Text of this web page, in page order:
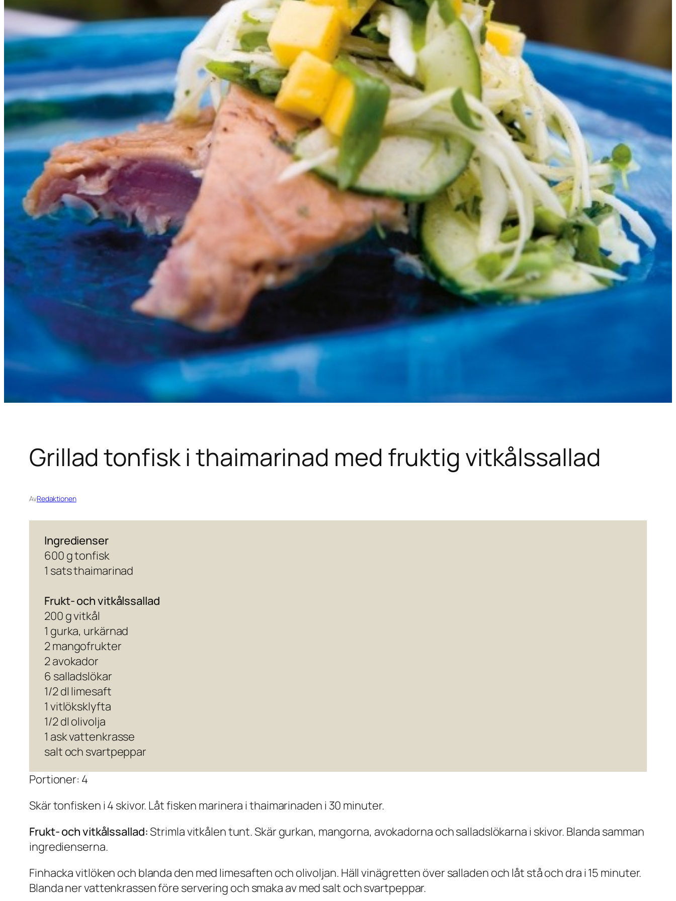
Grillad tonfisk i thaimarinad med fruktig vitkålssallad
AvRedaktionen
Ingredienser
600 g tonfisk
1 sats thaimarinad
Frukt- och vitkålssallad
200 g vitkål
1 gurka, urkärnad
2 mangofrukter
2 avokador
6 salladslökar
1/2 dl limesaft
1 vitlöksklyfta
1/2 dl olivolja
1 ask vattenkrasse
salt och svartpeppar
Portioner: 4
Skär tonfisken i 4 skivor. Låt fisken marinera i thaimarinaden i 30 minuter.
Frukt- och vitkålssallad:Strimla vitkålen tunt. Skär gurkan, mangorna, avokadorna och salladslökarna i skivor. Blanda samman
ingredienserna.
Finhacka vitlöken och blanda den med limesaften och olivoljan. Häll vinägretten över salladen och låt stå och dra i 15 minuter.
Blanda ner vattenkrassen före servering och smaka av med salt och svartpeppar.